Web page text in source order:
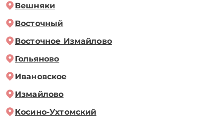
Вешняки
Восточный
Восточное Измайлово
Гольяново
Ивановское
Измайлово
Косино-Ухтомский